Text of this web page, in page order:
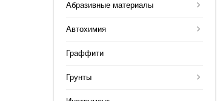
Абразивные материалы
Автохимия
Граффити
Грунты